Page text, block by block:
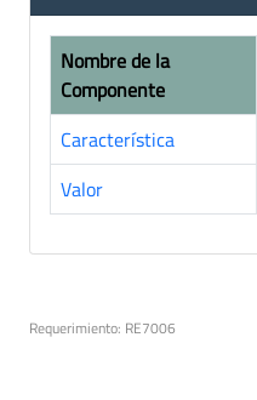
Nombre de la
Componente
Característica
Valor
Requerimiento: RE7006